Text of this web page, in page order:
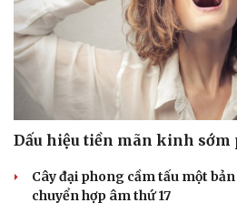
Dấu hiệu tiền mãn kinh sớm
Cây đại phong cầm tấu một
chuyển hợp âm thứ 17